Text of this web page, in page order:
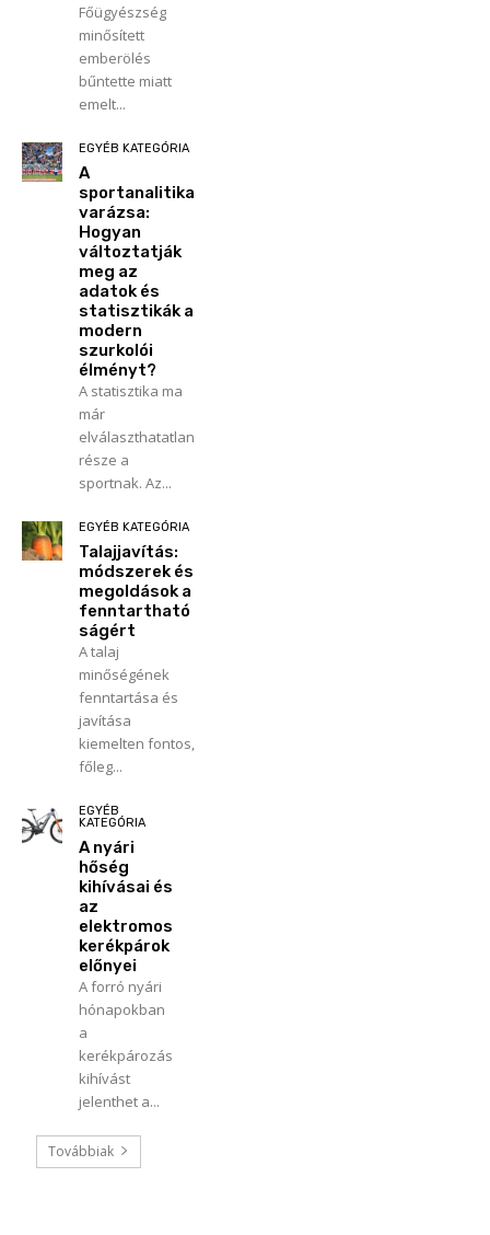
Főügyészség
minősített
emberölés
bűntette miatt
emelt...
EGYÉB KATEGÓRIA
A
sportanalitika
varázsa:
Hogyan
változtatják
meg az
adatok és
statisztikák a
modern
szurkolói
élményt?
A statisztika ma
már
elválaszthatatlan
része a
sportnak. Az...
EGYÉB KATEGÓRIA
Talajjavítás:
módszerek és
megoldások a
fenntartható
ságért
A talaj
minőségének
fenntartása és
javítása
kiemelten fontos,
főleg...
EGYÉB
KATEGÓRIA
A nyári
hőség
kihívásai és
az
elektromos
kerékpárok
előnyei
A forró nyári
hónapokban
a
kerékpározás
kihívást
jelenthet a...
Továbbiak